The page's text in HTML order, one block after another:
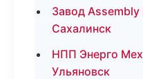
Завод
Сахалинск
НПП Энерго
Ульяновск